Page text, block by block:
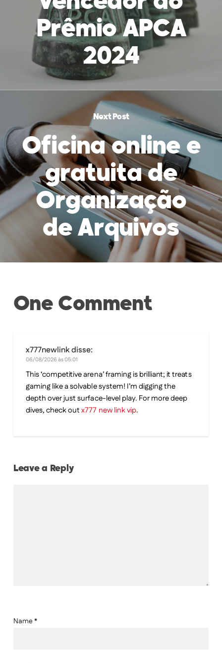
Prêmio APCA
2024
Next Post
Oficina online e
gratuita de
Organização
de Arquivos
One Comment
x777newlinkdisse:
06/08/2026 às 05:01
This ‘competitive arena’ framing is brilliant; it treats
gaming like a solvable system! I’m digging the
depth over just surface-level play. For more deep
dives, check outx777 new link vip.
Leave a Reply
Name*